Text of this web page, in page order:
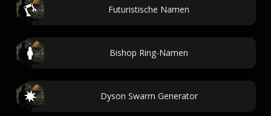
Futuristische Namen
Bishop Ring-Namen
Dyson Swarm Generator